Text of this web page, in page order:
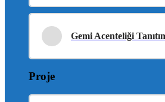
Gemi Acenteliği
Proje